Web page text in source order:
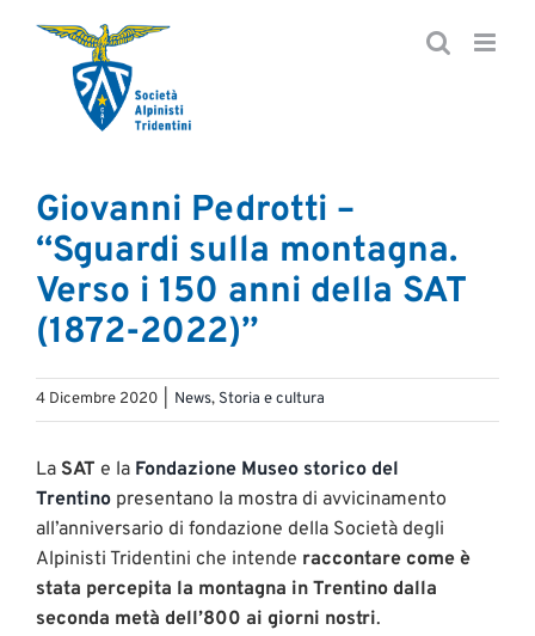
contenuto
Giovanni Pedrotti –
“Sguardi sulla montagna.
Verso i 150 anni della SAT
(1872-2022)”
4 Dicembre 2020 News, Storia e cultura
La SAT e la Fondazione Museo storico del
Trentino presentano la mostra di avvicinamento
all’anniversario di fondazione della Società degli
Alpinisti Tridentini che intende raccontare come è
stata percepita la montagna in Trentino dalla
seconda metà dell’800 ai giorni nostri.